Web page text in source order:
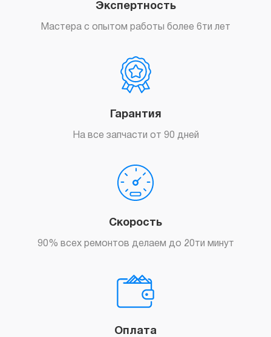
Экспертность
Мастера с опытом работы более 6ти лет
Гарантия
На все запчасти от 90 дней
Скорость
90% всех ремонтов делаем до 20ти минут
Оплата